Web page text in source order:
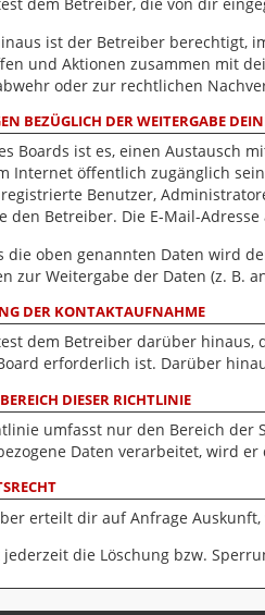
ist der Betreiber berechtigt,
und Aktionen zusammen mit
oder zur rechtlichen
BEZÜGLICH DER WEITERGABE
Boards ist es, einen Austausch
Internet öffentlich zugänglich
Benutzer,
den Betreiber. Die E-Mail-
die oben genannten Daten wird
zur Weitergabe der Daten (z.
DER KONTAKTAUFNAHME
dem Betreiber darüber
erforderlich ist. Darüber
DIESER RICHTLINIE
umfasst nur den Bereich der
Daten verarbeitet, wird
erteilt dir auf Anfrage
jederzeit die Löschung bzw.